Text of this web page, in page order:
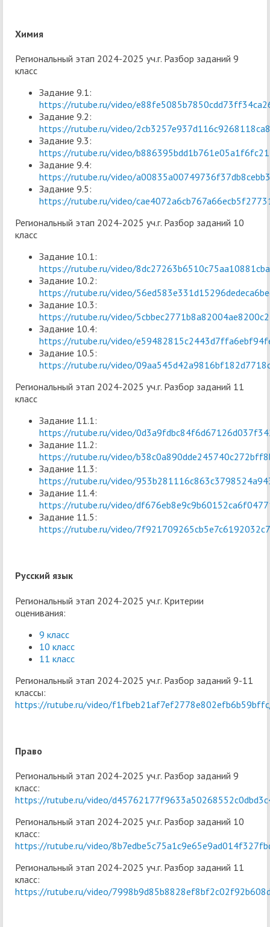
Химия
Региональный этап 2024-2025 уч.г. Разбор заданий 9
класс
Задание 9.1:
https://rutube.ru/video/
Задание 9.2:
https://rutube.ru/video/
Задание 9.3:
https://rutube.ru/video/
Задание 9.4:
https://rutube.ru/video/
Задание 9.5:
https://rutube.ru/video/
Региональный этап 2024-2025 уч.г. Разбор заданий 10
класс
Задание 10.1:
https://rutube.ru/video/
Задание 10.2:
https://rutube.ru/video/
Задание 10.3:
https://rutube.ru/video/
Задание 10.4:
https://rutube.ru/video/
Задание 10.5:
https://rutube.ru/video/
Региональный этап 2024-2025 уч.г. Разбор заданий 11
класс
Задание 11.1:
https://rutube.ru/video/
Задание 11.2:
https://rutube.ru/video/
Задание 11.3:
https://rutube.ru/video/
Задание 11.4:
https://rutube.ru/video/
Задание 11.5:
https://rutube.ru/video/
Русский язык
Региональный этап 2024-2025 уч.г. Критерии
оценивания:
9 класс
10 класс
11 класс
Региональный этап 2024-2025 уч.г. Разбор заданий 9-11
классы:
https://rutube.ru/video/
Право
Региональный этап 2024-2025 уч.г. Разбор заданий 9
класс:
https://rutube.ru/video/
Региональный этап 2024-2025 уч.г. Разбор заданий 10
класс:
https://rutube.ru/video/
Региональный этап 2024-2025 уч.г. Разбор заданий 11
класс:
https://rutube.ru/video/